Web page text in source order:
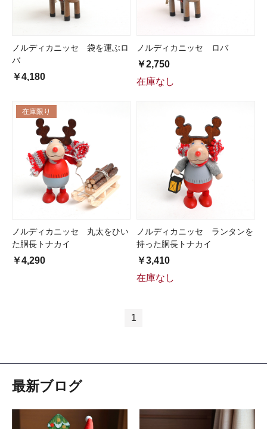
ノルディカニッセ 袋を運ぶロ
バ
￥4,180
ノルディカニッセ ロバ
￥2,750
在庫なし
在庫限り
ノルディカニッセ 丸太をひい
た胴長トナカイ
￥4,290
ノルディカニッセ ランタンを
持った胴長トナカイ
￥3,410
在庫なし
1
最新ブログ